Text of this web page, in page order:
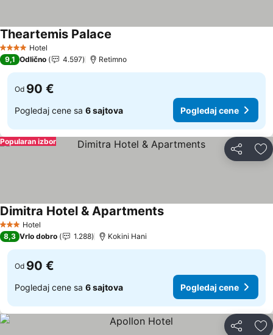
4 ZvezdiceHotel
Theartemis Palace
9,1 Odlično 4.597 Retimno
Od 90 €
Pogledaj cene sa 6 sajtova Pogledaj cene
Deli
Popularan izbor
3 Zvezdice
Hotel
Dimitra Hotel & Apartments
8,3 Vrlo dobro 1.288 Kokini Hani
Od 90 €
Pogledaj cene sa 6 sajtova Pogledaj cene
Deli